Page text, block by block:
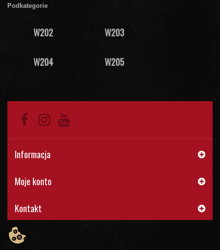
Podkategorie
W202 W203
W204 W205
Informacja
Moje konto
Kontakt